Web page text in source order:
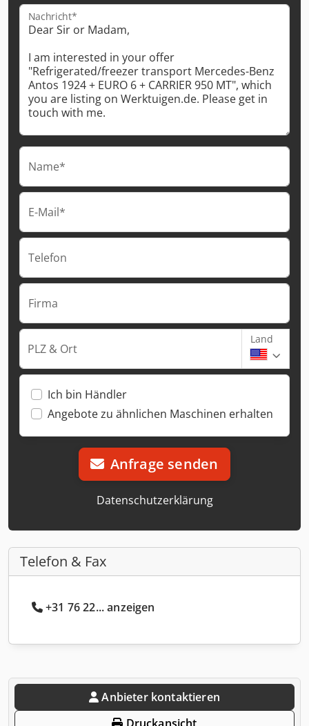
Nachricht*
Name*
E-Mail*
Telefon
Firma
PLZ & Ort
Land
Ich bin Händler
Angebote zu ähnlichen Maschinen erhalten
Anfrage senden
Datenschutzerklärung
Telefon & Fax
+31 76 22... anzeigen
Anbieter kontaktieren